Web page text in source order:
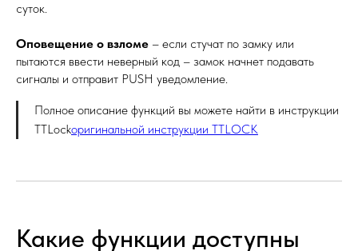
суток.
Оповещение о взломе – если стучат по замку или
пытаются ввести неверный код – замок начнет подавать
сигналы и отправит PUSH уведомление.
Полное описание функций вы можете найти в инструкции
TTLockоригинальной инструкции TTLOCK
Какие функции доступны